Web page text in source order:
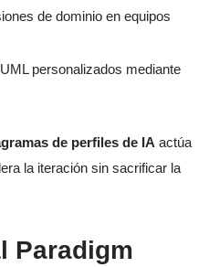
de dominio en equipos
personalizados mediante
de perfiles de IA actúa
la iteración sin sacrificar la
Paradigm